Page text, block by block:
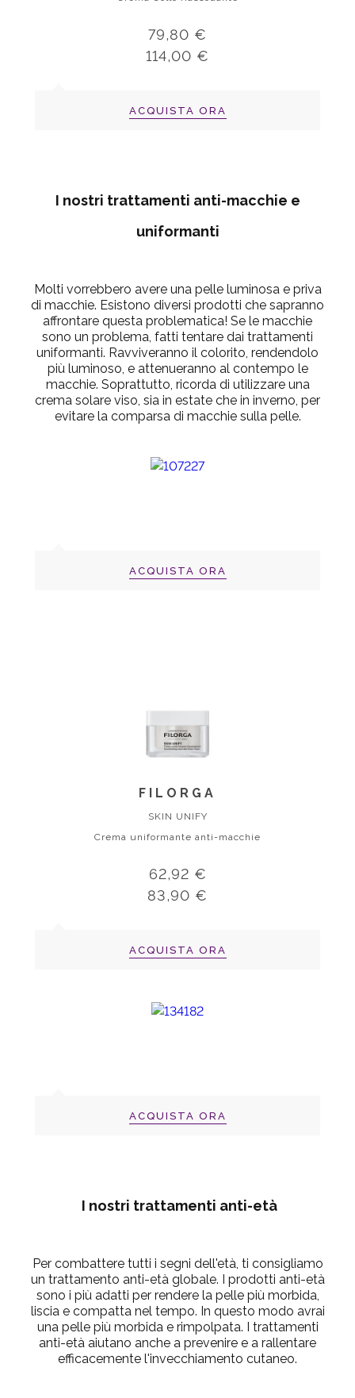
79,80 €
114,00 €
ACQUISTA ORA
I nostri trattamenti anti-macchie e
uniformanti
Molti vorrebbero avere una pelle luminosa e priva
di macchie. Esistono diversi prodotti che sapranno
affrontare questa problematica! Se le macchie
sono un problema, fatti tentare dai trattamenti
uniformanti. Ravviveranno il colorito, rendendolo
più luminoso, e attenueranno al contempo le
macchie. Soprattutto, ricorda di utilizzare una
crema solare viso, sia in estate che in inverno, per
evitare la comparsa di macchie sulla pelle.
ACQUISTA ORA
FILORGA
SKIN UNIFY
Crema uniformante anti-macchie
62,92 €
83,90 €
ACQUISTA ORA
ACQUISTA ORA
I nostri trattamenti anti-età
Per combattere tutti i segni dell'età, ti consigliamo
un trattamento anti-età globale. I prodotti anti-età
sono i più adatti per rendere la pelle più morbida,
liscia e compatta nel tempo. In questo modo avrai
una pelle più morbida e rimpolpata. I trattamenti
anti-età aiutano anche a prevenire e a rallentare
efficacemente l'invecchiamento cutaneo.